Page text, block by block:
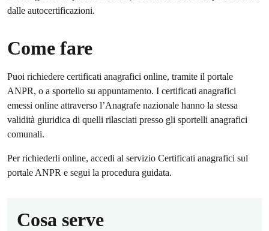
dalle autocertificazioni.
Come fare
Puoi richiedere certificati anagrafici online, tramite il portale
ANPR, o a sportello su appuntamento. I certificati anagrafici
emessi online attraverso l’Anagrafe nazionale hanno la stessa
validità giuridica di quelli rilasciati presso gli sportelli anagrafici
comunali.
Per richiederli online, accedi al servizio Certificati anagrafici sul
portale ANPR e segui la procedura guidata.
Cosa serve